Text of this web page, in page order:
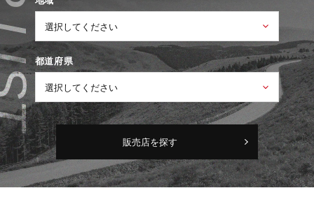
都道府県
販売店を探す